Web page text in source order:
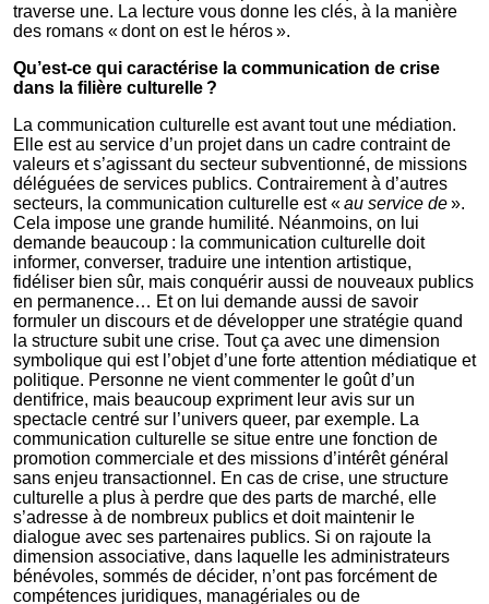
traverse une. La lecture vous donne les clés, à la manière
des romans « dont on est le héros ».
Qu’est-ce qui caractérise la communication de crise
dans la filière culturelle ?
La communication culturelle est avant tout une médiation.
Elle est au service d’un projet dans un cadre contraint de
valeurs et s’agissant du secteur subventionné, de missions
déléguées de services publics. Contrairement à d’autres
secteurs, la communication culturelle est «au service de».
Cela impose une grande humilité. Néanmoins, on lui
demande beaucoup : la communication culturelle doit
informer, converser, traduire une intention artistique,
fidéliser bien sûr, mais conquérir aussi de nouveaux publics
en permanence… Et on lui demande aussi de savoir
formuler un discours et de développer une stratégie quand
la structure subit une crise. Tout ça avec une dimension
symbolique qui est l’objet d’une forte attention médiatique et
politique. Personne ne vient commenter le goût d’un
dentifrice, mais beaucoup expriment leur avis sur un
spectacle centré sur l’univers queer, par exemple. La
communication culturelle se situe entre une fonction de
promotion commerciale et des missions d’intérêt général
sans enjeu transactionnel. En cas de crise, une structure
culturelle a plus à perdre que des parts de marché, elle
s’adresse à de nombreux publics et doit maintenir le
dialogue avec ses partenaires publics. Si on rajoute la
dimension associative, dans laquelle les administrateurs
bénévoles, sommés de décider, n’ont pas forcément de
compétences juridiques, managériales ou de